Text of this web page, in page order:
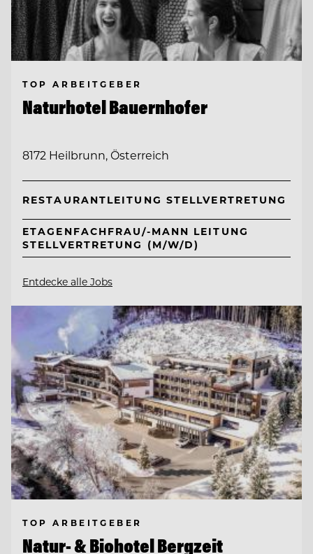
TOP ARBEITGEBER
Naturhotel Bauernhofer
8172 Heilbrunn, Österreich
RESTAURANTLEITUNG STELLVERTRETUNG
ETAGENFACHFRAU/-MANN LEITUNG
STELLVERTRETUNG (M/W/D)
Entdecke alle Jobs
TOP ARBEITGEBER
Natur- & Biohotel Bergzeit